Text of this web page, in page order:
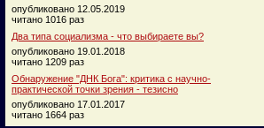
опубликовано 12.05.2019
читано 1016 раз
Два типа социализма - что выбираете вы?
опубликовано 19.01.2018
читано 1209 раз
Обнаружение "ДНК Бога": критика с научно-
практической точки зрения - тезисно
опубликовано 17.01.2017
читано 1664 раз